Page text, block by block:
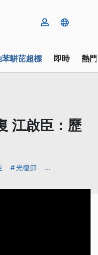
駢芘超標 即時 熱
江啟臣：歷
光復節 ...